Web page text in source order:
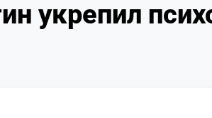
укрепил